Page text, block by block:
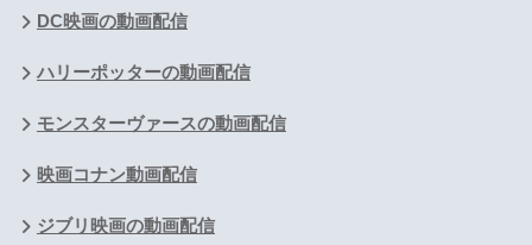
DC映画の動画配信
ハリーポッターの動画配信
モンスターヴァースの動画配信
映画コナン動画配信
ジブリ映画の動画配信